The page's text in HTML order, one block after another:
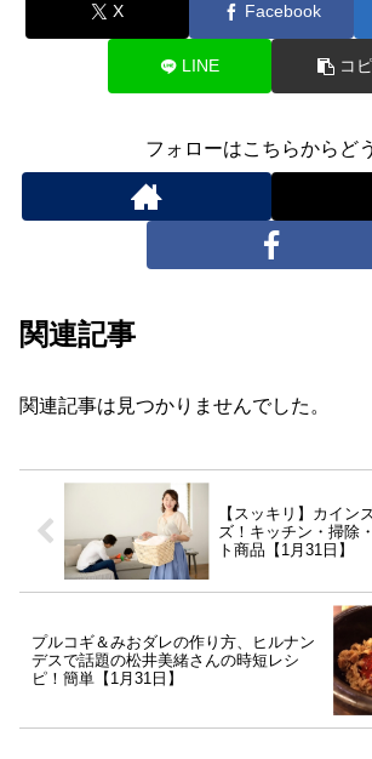
X Facebook
LINE コ
フォローはこちらからど
関連記事
関連記事は見つかりませんでした。
【スッキリ】カイン
ズ！キッチン・掃除
ト商品【1月31日】
プルコギ＆みおダレの作り方、ヒルナン
デスで話題の松井美緒さんの時短レシ
ピ！簡単【1月31日】